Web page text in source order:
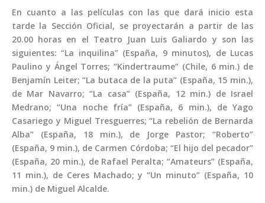
En cuanto a las películas con las que dará inicio esta
tarde la Sección Oficial, se proyectarán a partir de las
20.00 horas en el Teatro Juan Luis Galiardo y son las
siguientes: “La inquilina” (España, 9 minutos), de Lucas
Paulino y Ángel Torres; “Kindertraume” (Chile, 6 min.) de
Benjamín Leiter; “La butaca de la puta” (España, 15 min.),
de Mar Navarro; “La casa” (España, 12 min.) de Israel
Medrano; “Una noche fría” (España, 6 min.), de Yago
Casariego y Miguel Tresguerres; “La rebelión de Bernarda
Alba” (España, 18 min.), de Jorge Pastor; “Roberto”
(España, 9 min.), de Carmen Córdoba; “El hijo del pecador”
(España, 20 min.), de Rafael Peralta; “Amateurs” (España,
11 min.), de Ceres Machado; y “Un minuto” (España, 10
min.) de Miguel Alcalde.